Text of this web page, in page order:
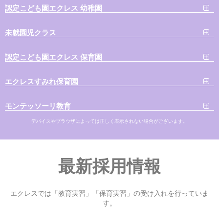
認定こども園エクレス 幼稚園
未就園児クラス
認定こども園エクレス 保育園
エクレスすみれ保育園
モンテッソーリ教育
デバイスやブラウザによっては正しく表示されない場合がございます。
最新採用情報
エクレスでは「教育実習」「保育実習」の受け入れを行っていま
す。